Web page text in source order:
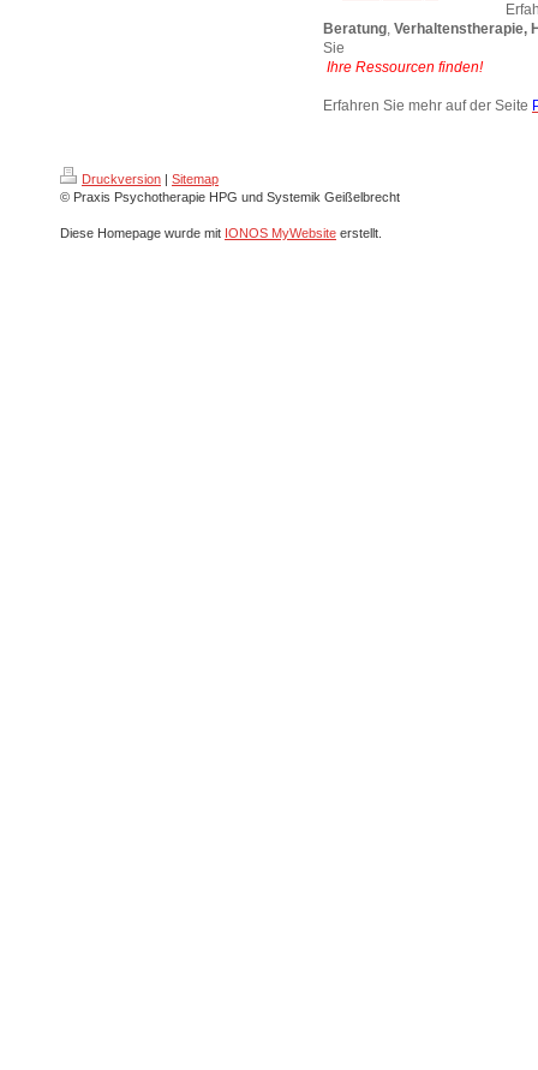
Beratung, Verhaltenstherapie,
Sie
Ihre Ressourcen finden!
Erfahren Sie mehr auf der Seite
Druckversion | Sitemap
© Praxis Psychotherapie HPG und Systemik Geißelbrecht
Diese Homepage wurde mit IONOS MyWebsite erstellt.